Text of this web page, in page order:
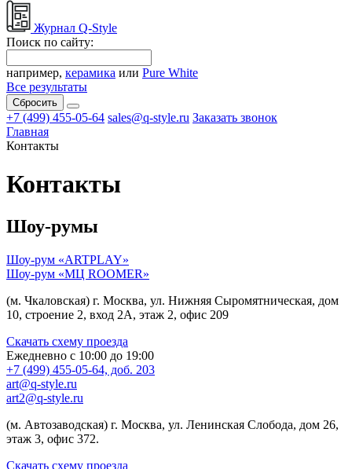
Журнал Q-Style
Поиск по сайту:
например, керамика или Pure White
Все результаты
Сбросить
+7 (499) 455-05-64 sales@q-style.ru Заказать звонок
Главная
Контакты
Контакты
Шоу-румы
Шоу-рум «ARTPLAY»
Шоу-рум «МЦ ROOMER»
(м. Чкаловская) г. Москва, ул. Нижняя Сыромятническая, дом
10, строение 2, вход 2А, этаж 2, офис 209
Скачать схему проезда
Ежедневно с 10:00 до 19:00
+7 (499) 455-05-64, доб. 203
art@q-style.ru
art2@q-style.ru
(м. Автозаводская) г. Москва, ул. Ленинская Слобода, дом 26,
этаж 3, офис 372.
Скачать схему проезда